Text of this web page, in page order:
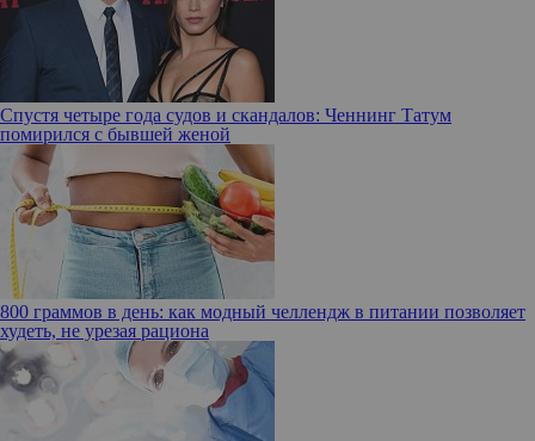
Спустя четыре года судов и скандалов: Ченнинг Татум
помирился с бывшей женой
800 граммов в день: как модный челлендж в питании позволяет
худеть, не урезая рациона